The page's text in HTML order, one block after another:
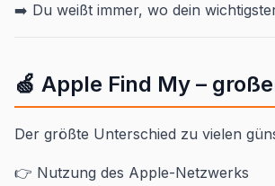
➡️ Du weißt immer, wo dein
🍏 Apple Find My –
Der größte Unterschied zu vielen
👉 Nutzung des Apple-Netzwerks